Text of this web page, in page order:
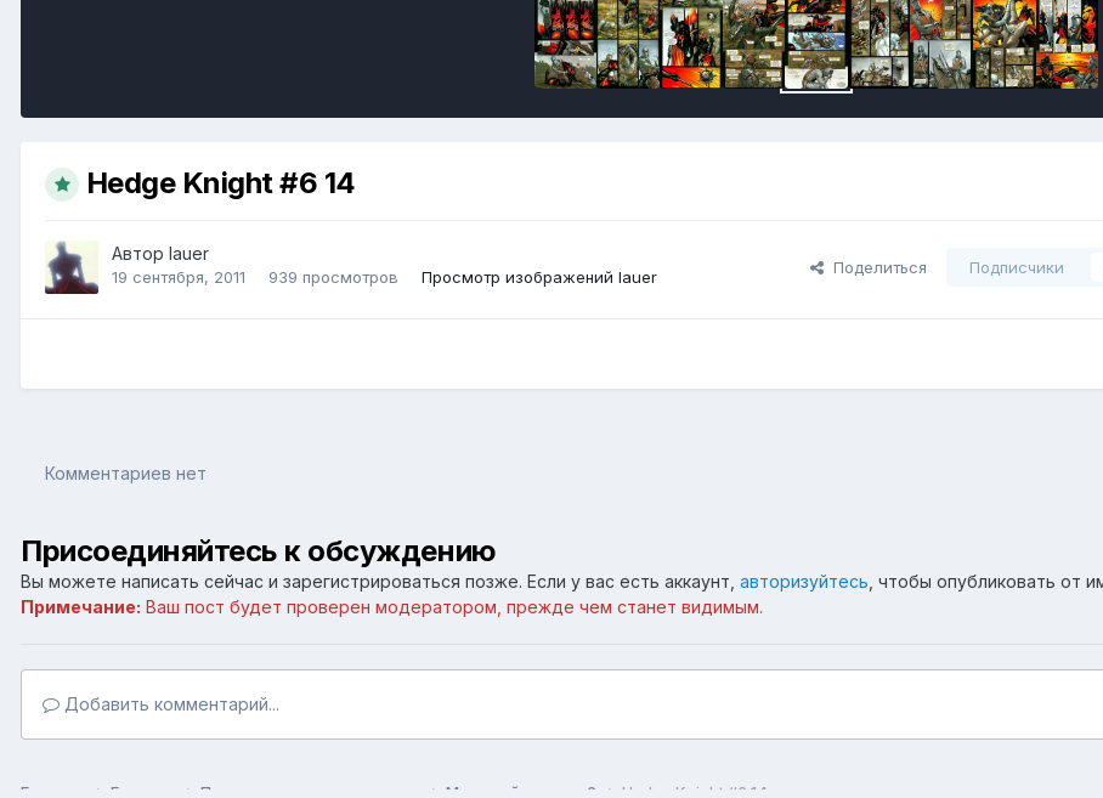
Hedge Knight #6 14
Автор lauer
19 сентября, 2011 939 просмотров Просмотр изображений lauer
Поделиться Подписчики
Комментариев нет
Присоединяйтесь к обсуждению
Вы можете написать сейчас и зарегистрироваться позже. Если у вас есть аккаунт, авторизуйтесь , чтобы опубликовать от
Примечание: Ваш пост будет проверен модератором, прежде чем станет видимым.
Добавить комментарий...
Главная Галерея Пользовательские галереи Межевой рыцарь 6 Hedge Knight #6 14